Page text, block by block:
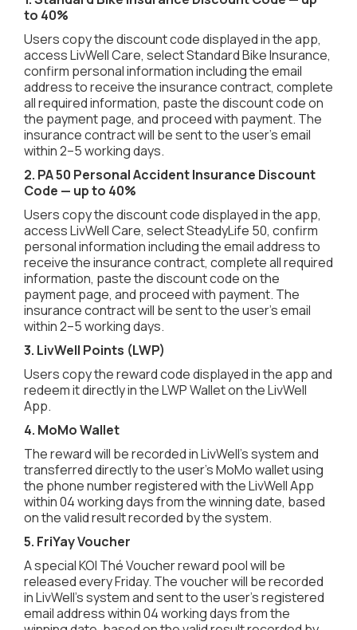
to 40%
Users copy the discount code displayed in the app,
access LivWell Care, select Standard Bike Insurance,
confirm personal information including the email
address to receive the insurance contract, complete
all required information, paste the discount code on
the payment page, and proceed with payment. The
insurance contract will be sent to the user’s email
within 2–5 working days.
2. PA 50 Personal Accident Insurance Discount
Code — up to 40%
Users copy the discount code displayed in the app,
access LivWell Care, select SteadyLife 50, confirm
personal information including the email address to
receive the insurance contract, complete all required
information, paste the discount code on the
payment page, and proceed with payment. The
insurance contract will be sent to the user’s email
within 2–5 working days.
3. LivWell Points (LWP)
Users copy the reward code displayed in the app and
redeem it directly in the LWP Wallet on the LivWell
App.
4. MoMo Wallet
The reward will be recorded in LivWell’s system and
transferred directly to the user’s MoMo wallet using
the phone number registered with the LivWell App
within 04 working days from the winning date, based
on the valid result recorded by the system.
5. FriYay Voucher
A special KOI Thé Voucher reward pool will be
released every Friday. The voucher will be recorded
in LivWell’s system and sent to the user’s registered
email address within 04 working days from the